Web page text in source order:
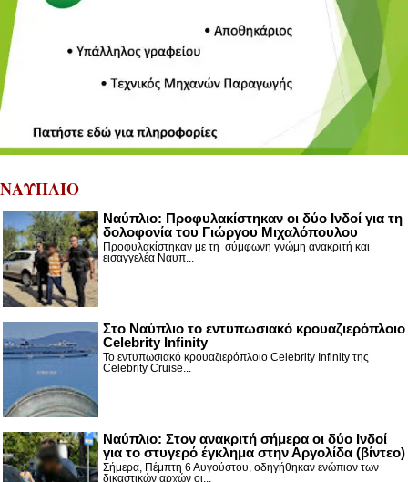
ΝΑΥΠΛΙΟ
Ναύπλιο: Προφυλακίστηκαν οι δύο Ινδοί για τη
δολοφονία του Γιώργου Μιχαλόπουλου
Προφυλακίστηκαν με τη σύμφωνη γνώμη ανακριτή και
εισαγγελέα Ναυπ...
Στο Ναύπλιο το εντυπωσιακό κρουαζιερόπλοιο
Celebrity Infinity
Το εντυπωσιακό κρουαζιερόπλοιο Celebrity Infinity της
Celebrity Cruise...
Nαύπλιο: Στον ανακριτή σήμερα οι δύο Ινδοί
για το στυγερό έγκλημα στην Αργολίδα (βίντεο)
Σήμερα, Πέμπτη 6 Αυγούστου, οδηγήθηκαν ενώπιον των
δικαστικών αρχών οι...